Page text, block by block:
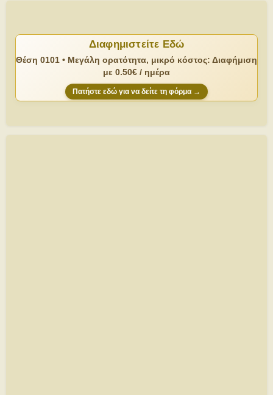
Διαφημιστείτε Εδώ
Θέση 0101 • Μεγάλη ορατότητα, μικρό κόστος: Διαφήμιση
με 0.50€ / ημέρα
Πατήστε εδώ για να δείτε τη φόρμα →